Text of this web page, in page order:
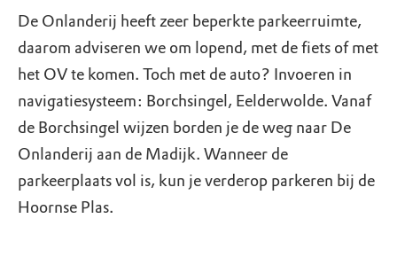
De Onlanderij heeft zeer beperkte parkeerruimte,
daarom adviseren we om lopend, met de fiets of met
het OV te komen. Toch met de auto? Invoeren in
navigatiesysteem: Borchsingel, Eelderwolde. Vanaf
de Borchsingel wijzen borden je de weg naar De
Onlanderij aan de Madijk. Wanneer de
parkeerplaats vol is, kun je verderop parkeren bij de
Hoornse Plas.